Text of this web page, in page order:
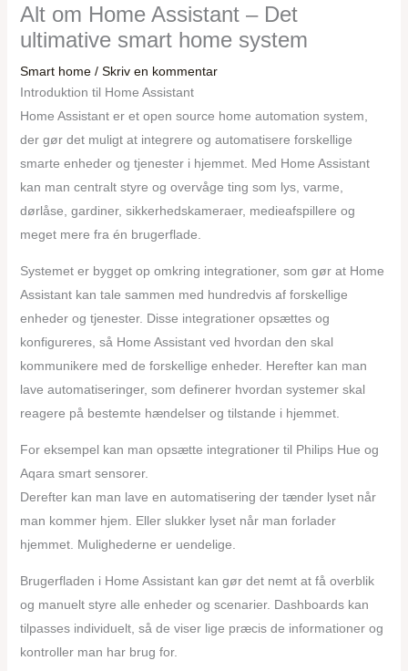
Alt om Home Assistant – Det
ultimative smart home system
Smart home/ Skriv en kommentar
Introduktion til Home Assistant
Home Assistant er et open source home automation system,
der gør det muligt at integrere og automatisere forskellige
smarte enheder og tjenester i hjemmet. Med Home Assistant
kan man centralt styre og overvåge ting som lys, varme,
dørlåse, gardiner, sikkerhedskameraer, medieafspillere og
meget mere fra én brugerflade.
Systemet er bygget op omkring integrationer, som gør at Home
Assistant kan tale sammen med hundredvis af forskellige
enheder og tjenester. Disse integrationer opsættes og
konfigureres, så Home Assistant ved hvordan den skal
kommunikere med de forskellige enheder. Herefter kan man
lave automatiseringer, som definerer hvordan systemer skal
reagere på bestemte hændelser og tilstande i hjemmet.
For eksempel kan man opsætte integrationer til Philips Hue og
Aqara smart sensorer.
Derefter kan man lave en automatisering der tænder lyset når
man kommer hjem. Eller slukker lyset når man forlader
hjemmet. Mulighederne er uendelige.
Brugerfladen i Home Assistant kan gør det nemt at få overblik
og manuelt styre alle enheder og scenarier. Dashboards kan
tilpasses individuelt, så de viser lige præcis de informationer og
kontroller man har brug for.